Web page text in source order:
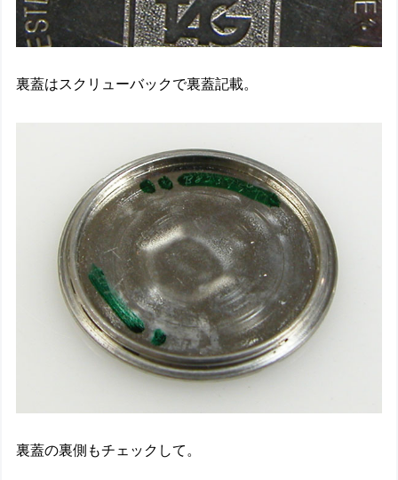
裏蓋はスクリューバックで裏蓋記載。
裏蓋の裏側もチェックして。